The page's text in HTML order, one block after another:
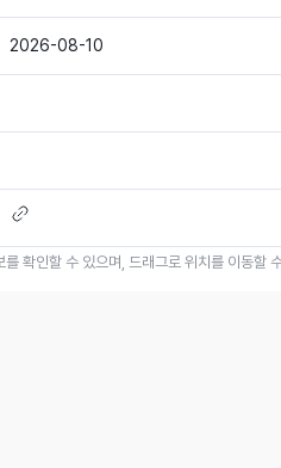
2026-08-10
확인할 수 있으며, 드래그로 위치를 이동할